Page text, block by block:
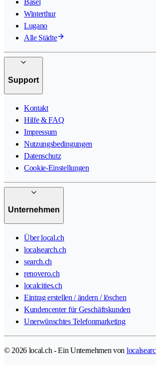
Basel
Winterthur
Lugano
Alle Städte
Support
Kontakt
Hilfe & FAQ
Impressum
Nutzungsbedingungen
Datenschutz
Cookie-Einstellungen
Unternehmen
Über local.ch
localsearch.ch
search.ch
renovero.ch
localcities.ch
Eintrag erstellen / ändern / löschen
Kundencenter für Geschäftskunden
Unerwünschtes Telefonmarketing
© 2026 local.ch - Ein Unternehmen von